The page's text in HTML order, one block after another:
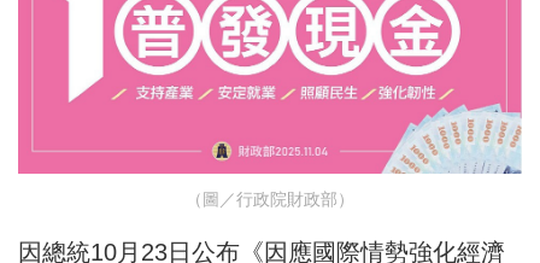
（圖／行政院財政部）
因總統10月23日公布《因應國際情勢強化經濟